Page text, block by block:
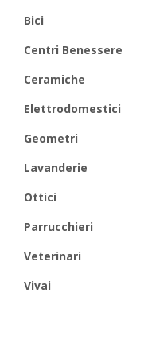
Bici
Centri Benessere
Ceramiche
Elettrodomestici
Geometri
Lavanderie
Ottici
Parrucchieri
Veterinari
Vivai